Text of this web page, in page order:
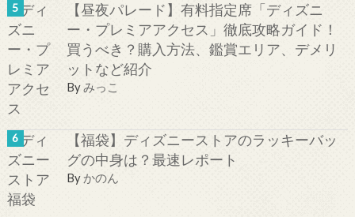
【昼夜パレード】有料指定席「ディズニ
ー・プレミアアクセス」徹底攻略ガイド！
買うべき？購入方法、鑑賞エリア、デメリ
ットなど紹介
Byみっこ
【福袋】ディズニーストアのラッキーバッ
グの中身は？最速レポート
Byかのん